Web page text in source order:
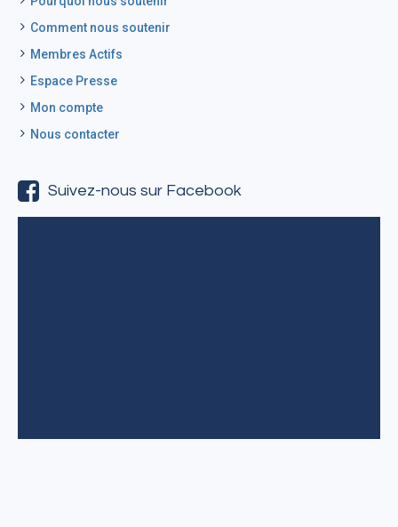
Comment nous soutenir
Membres Actifs
Espace Presse
Mon compte
Nous contacter
Suivez-nous sur Facebook